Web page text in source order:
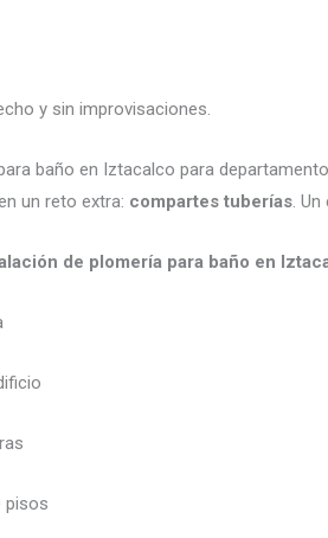
y sin improvisaciones.
baño en Iztacalco para
un reto extra: compartes tuberías .
de plomería para baño en
pisos